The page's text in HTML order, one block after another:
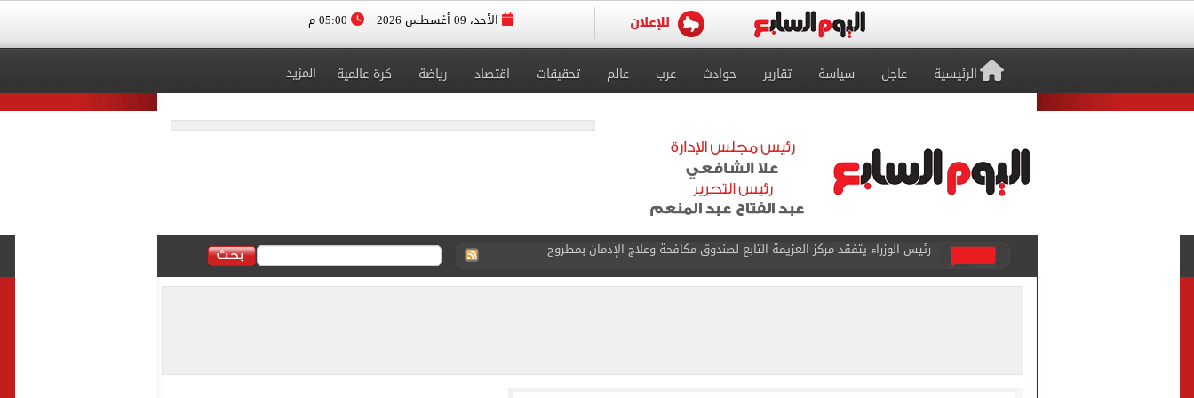
الأحد، 09 أغسطس 2026
الرئيسية عاجل سياسة تقارير حوادث عرب عالم تحقيقات اقتصاد رياضة كرة عالمية المزيد
عمر مرموش يقود مان سيتي لاكتساح أتلتيكو مدريد بثلاثية وديًا.. فيديو
شبكة بريطانية عن محمد صلاح: «من أفضل لاعبي أفريقيا عبر التاريخ»
عراقجى: لا نجرى محادثات مع واشنطن حالياً